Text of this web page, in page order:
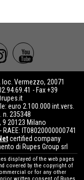
loc. Vermezzo, 20071
- Fax +39
euro 2.100.000 int.vers.
n. 235348
9 20123 Milano
IT08020000000741
certified company
di Rupes Group srl
displayed of the web pages
covered by the copyright of
or for any other
written consent of Rupes